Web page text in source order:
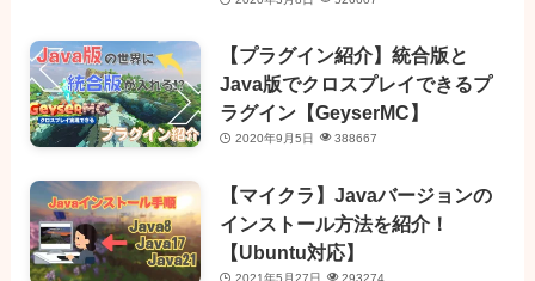
【プラグイン紹介】統合版と
Java版でクロスプレイできるプ
ラグイン【GeyserMC】
2020年9月5日 388667
【マイクラ】Javaバージョンの
インストール方法を紹介！
【Ubuntu対応】
2021年5月27日 293274